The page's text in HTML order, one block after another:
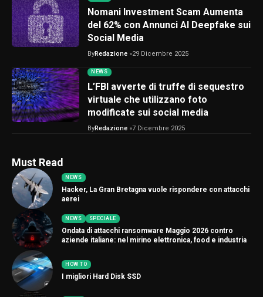
Nomani Investment Scam Aumenta
del 62% con Annunci AI Deepfake sui
Social Media
ByRedazione 29 Dicembre 2025
NEWS
L’FBI avverte di truffe di sequestro
virtuale che utilizzano foto
modificate sui social media
ByRedazione 7 Dicembre 2025
Must Read
NEWS
Hacker, La Gran Bretagna vuole rispondere con attacchi
aerei
NEWS SPECIALE
Ondata di attacchi ransomware Maggio 2026 contro
aziende italiane: nel mirino elettronica, food e industria
HOW TO
I migliori Hard Disk SSD